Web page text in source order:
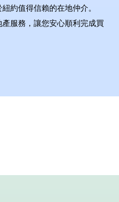
約值得信賴的在地仲介。
服務，讓您安心順利完成買